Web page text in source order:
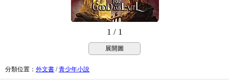
1 / 1
展開圖
分類位置 ： 外文書 /青少年小說